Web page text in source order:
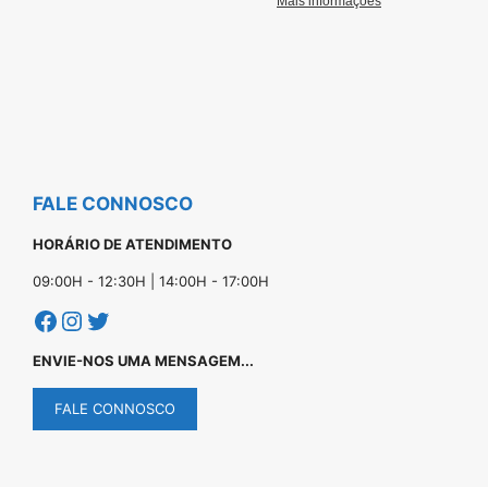
FALE CONNOSCO
HORÁRIO DE ATENDIMENTO
09:00H - 12:30H | 14:00H - 17:00H
Facebook
Instagram
Twitter
ENVIE-NOS UMA MENSAGEM...
FALE CONNOSCO